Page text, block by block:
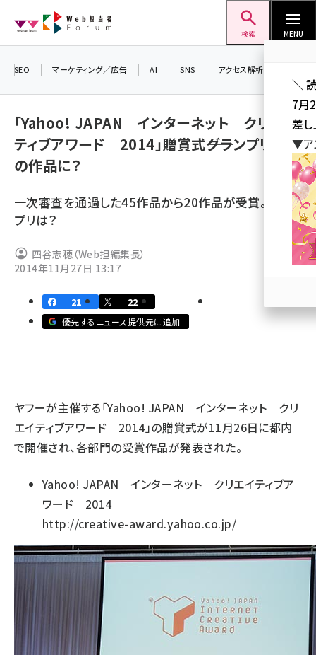
ン
検索 MENU
seo (3523)
youtube (2429)
セミナー (2303)
meo (1275)
SEO マーケティング／広告 AI SNS アクセス解析／データ分析
「Yahoo! JAPAN インターネット クリエイ
ティブアワード 2014」贈賞式――グランプリはど
の作品に？
一次審査を通過した45作品から20作品が受賞。グラン
プリは？
四谷志穂（Web担編集長）
2014年11月27日 13:17
21
22
優先するニュース提供元に追加
ヤフーが主催する「Yahoo! JAPAN インターネット クリ
エイティブアワード 2014」の贈賞式が11月26日に都内
で開催され、各部門の受賞作品が発表された。
Yahoo! JAPAN インターネット クリエイティブア
ワード 2014
http://creative-award.yahoo.co.jp/
＼
7月
差し
▼ア